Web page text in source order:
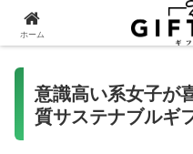
意識高い系女子が
質サステナブルギ
ホーム